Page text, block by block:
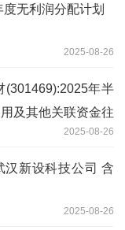
无利润分配计划
2025-08-26
年半
及其他关联资金往
2025-08-26
汉新设科技公司 含
2025-08-26